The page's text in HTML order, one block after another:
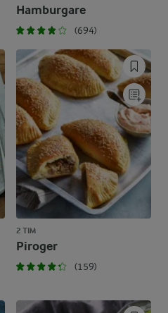
Hamburgare
(694)
2 TIM
Piroger
(159)